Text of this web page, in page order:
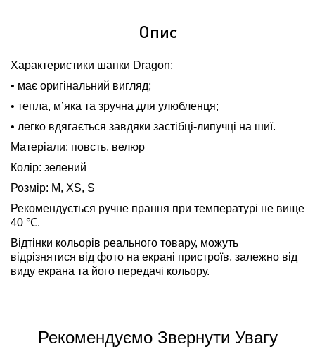
Опис
Характеристики шапки Dragon:
• має оригінальний вигляд;
• тепла, м’яка та зручна для улюбленця;
• легко вдягається завдяки застібці-липучці на шиї.
Матеріали: повсть, велюр
Колір: зелений
Розмір: M, XS, S
Рекомендується ручне прання при температурі не вище
40 ℃.
Відтінки кольорів реального товару, можуть
відрізнятися від фото на екрані пристроїв, залежно від
виду екрана та його передачі кольору.
Рекомендуємо Звернути Увагу